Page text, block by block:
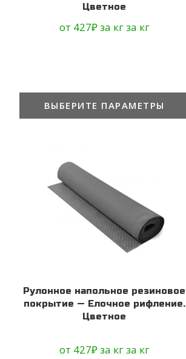
Цветное
от 427₽за кгза кг
ВЫБЕРИТЕ ПАРАМЕТРЫ
Рулонное напольное резиновое
покрытие — Елочное рифление.
Цветное
от 427₽за кгза кг